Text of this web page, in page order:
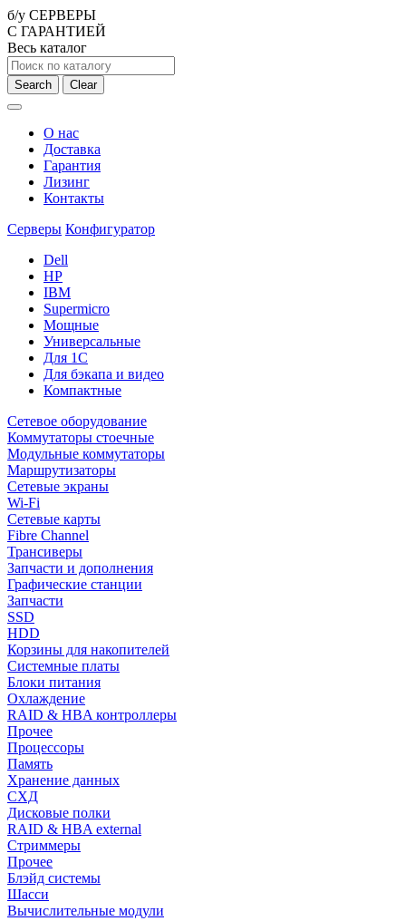
б/у СЕРВЕРЫ
С ГАРАНТИЕЙ
Весь каталог
Search Clear
О нас
Доставка
Гарантия
Лизинг
Контакты
Серверы Конфигуратор
Dell
HP
IBM
Supermicro
Мощные
Универсальные
Для 1С
Для бэкапа и видео
Компактные
Сетевое оборудование
Коммутаторы стоечные
Модульные коммутаторы
Маршрутизаторы
Сетевые экраны
Wi-Fi
Сетевые карты
Fibre Channel
Трансиверы
Запчасти и дополнения
Графические станции
Запчасти
SSD
HDD
Корзины для накопителей
Системные платы
Блоки питания
Охлаждение
RAID & HBA контроллеры
Прочее
Процессоры
Память
Хранение данных
СХД
Дисковые полки
RAID & HBA external
Стриммеры
Прочее
Блэйд системы
Шасси
Вычислительные модули